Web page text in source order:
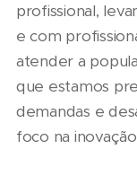
profissional,
e com
atender a
que estamos
demandas e
foco na